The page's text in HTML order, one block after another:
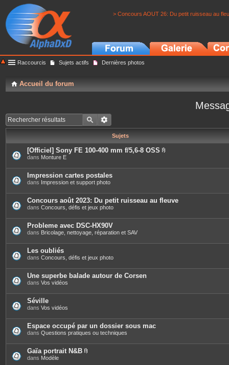
> Concours AOUT 26: Du petit ruisseau au
Raccourcis Sujets actifs Dernières photos
Accueil du forum
Sujets
[Officiel] Sony FE 100-400 mm f/5,6-8 OSS
è
j
o
i
t
dans Monture E
Impression cartes postales
dans Impression et support photo
Concours août 2023: Du petit ruisseau au fleuve
dans Concours, défis et jeux photo
Probleme avec DSC-HX90V
dans Bricolage, nettoyage, réparation et SAV
Les oubliés
dans Concours, défis et jeux photo
Une superbe balade autour de Corsen
dans Vos vidéos
Séville
dans Vos vidéos
Espace occupé par un dossier sous mac
dans Questions pratiques ou techniques
Gaïa portrait N&B
dans Modèle